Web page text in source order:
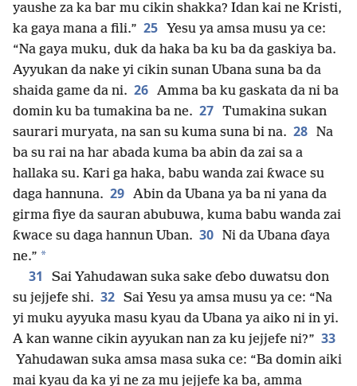
yaushe za ka bar mu cikin shakka? Idan kai ne Kristi,
ka gaya mana a fili.” 25
Yesu ya amsa musu ya ce:
“Na gaya muku, duk da haka ba ku ba da gaskiya ba.
Ayyukan da nake yi cikin sunan Ubana suna ba da
shaida game da ni. 26 Amma ba ku gaskata da ni ba
domin ku ba tumakina ba ne. 27 Tumakina sukan
saurari muryata, na san su kuma suna bi na. 28 Na
ba su rai na har abada kuma ba abin da zai sa a
hallaka su. Ƙari ga haka, babu wanda zai ƙwace su
daga hannuna. 29 Abin da Ubana ya ba ni yana da
girma fiye da sauran abubuwa, kuma babu wanda zai
ƙwace su daga hannun Uban. 30 Ni da Ubana ɗaya
ne.” *
31
Sai Yahudawan suka sake ɗebo duwatsu don
su jejjefe shi. 32 Sai Yesu ya amsa musu ya ce: “Na
yi muku ayyuka masu kyau da Ubana ya aiko ni in yi.
A kan wanne cikin ayyukan nan za ku jejjefe ni?” 33
Yahudawan suka amsa masa suka ce: “Ba domin aiki
mai kyau da ka yi ne za mu jejjefe ka ba, amma